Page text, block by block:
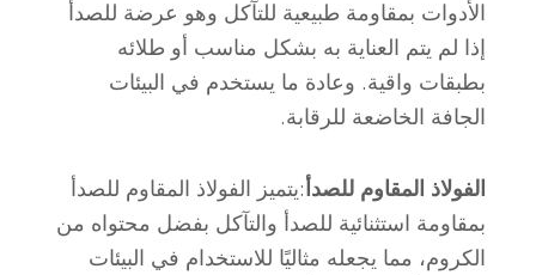
الأدوات بمقاومة طبيعية للتآكل وهو عرضة للصدأ
إذا لم يتم العناية به بشكل مناسب أو طلائه
بطبقات واقية. وعادة ما يستخدم في البيئات
الجافة الخاضعة للرقابة.
الفولاذ المقاوم للصدأ:يتميز الفولاذ المقاوم للصدأ
بمقاومة استثنائية للصدأ والتآكل بفضل محتواه من
الكروم، مما يجعله مثاليًا للاستخدام في البيئات